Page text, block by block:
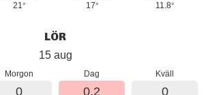
21° 17° 11.8°
LÖR
15 aug
Morgon
0
Dag
0.2
Kväll
0